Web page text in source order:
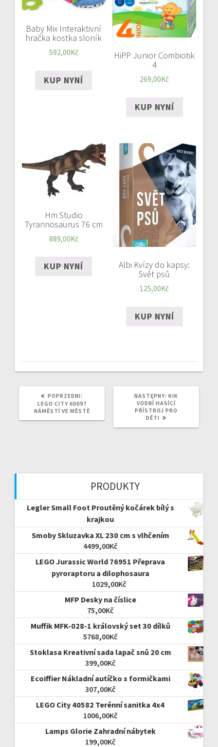
Baby Mix Interaktivní
hračka kostka sloník
592,00Kč
KUP NYNÍ
HiPP Junior Combiotik
4
269,00Kč
KUP NYNÍ
Hm Studio
Tyrannosaurus 76 cm
889,00Kč
KUP NYNÍ
Albi Kvízy do kapsy:
Svět psů
125,00Kč
KUP NYNÍ
POPRZEDNI:
WPIS:
LEGO CITY 60097
NÁMĚSTÍ VE MĚSTĚ
NASTĘPNY: NASTĘPNY
WPIS:
KIK
VODNÍ HASÍCÍ
PŘÍSTROJ PRO
DĚTI
PRODUKTY
Legler Small Foot Proutěný kočárek bílý s
krajkou
Smoby Skluzavka XL 230 cm s vlhčením
4499,00Kč
LEGO Jurassic World 76951 Přeprava
pyroraptoru a dilophosaura
1029,00Kč
MFP Desky na číslice
75,00Kč
Muffik MFK-028-1 královský set 30 dílků
5768,00Kč
Stoklasa Kreativní sada lapač snů 20 cm
399,00Kč
Ecoiffier Nákladní autíčko s formičkami
307,00Kč
LEGO City 40582 Terénní sanitka 4x4
1006,00Kč
Lamps Glorie Zahradní nábytek
199,00Kč